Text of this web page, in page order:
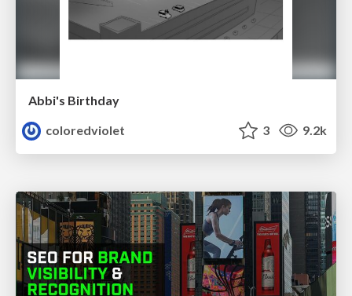
Abbi's Birthday
coloredviolet
3 9.2k